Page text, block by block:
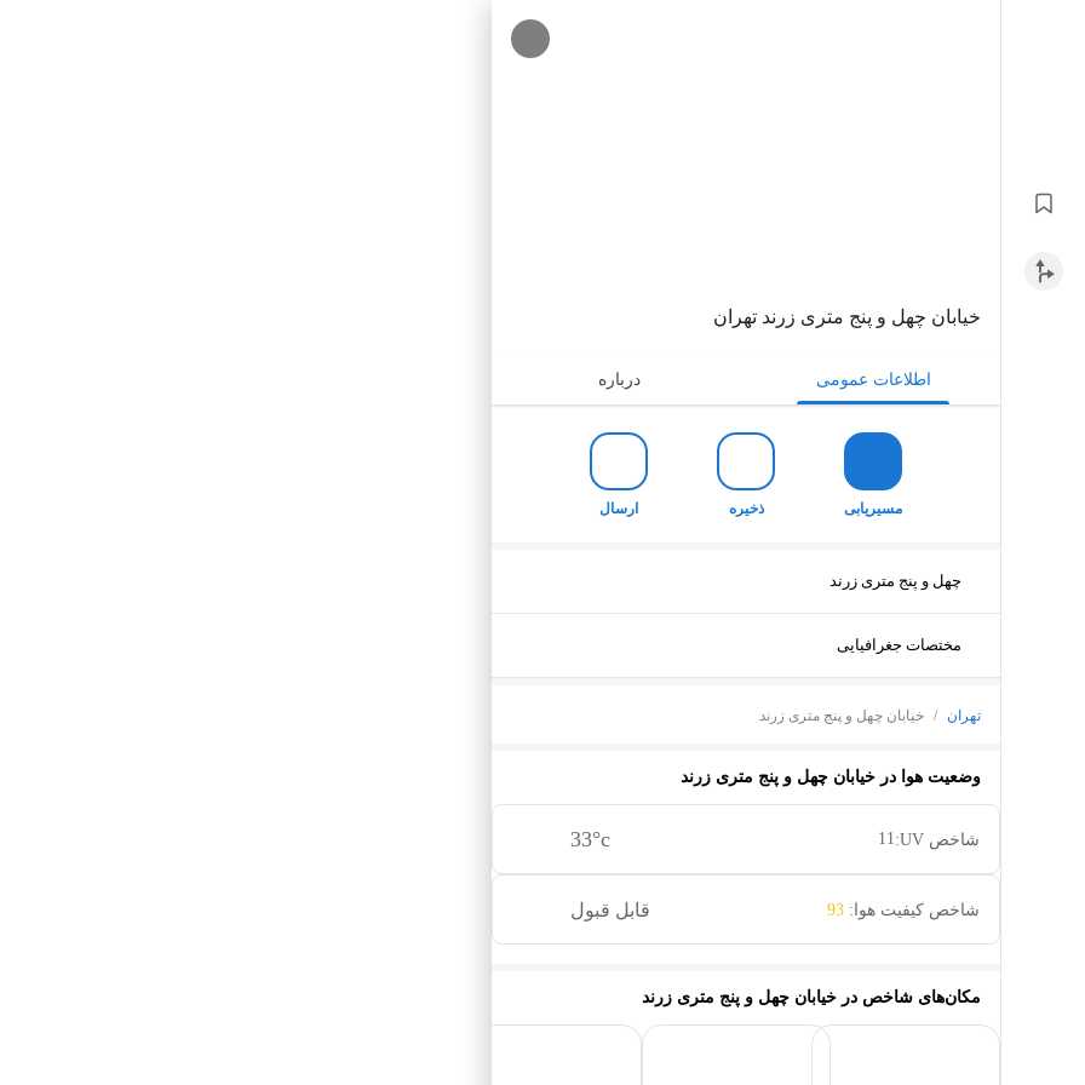
خیابان چهل و پنج متری زرند تهران
اطلاعات عمومی درباره
مسیریابی ذخیره ارسال
چهل و پنج متری زرند
مختصات جغرافیایی
تهران / خیابان چهل و پنج متری زرند
وضعیت هوا در خیابان چهل و پنج متری زرند
33°c شاخص UV: 11
قابل قبول شاخص کیفیت هوا: 93
مکان‌های شاخص در خیابان چهل و پنج متری زرند